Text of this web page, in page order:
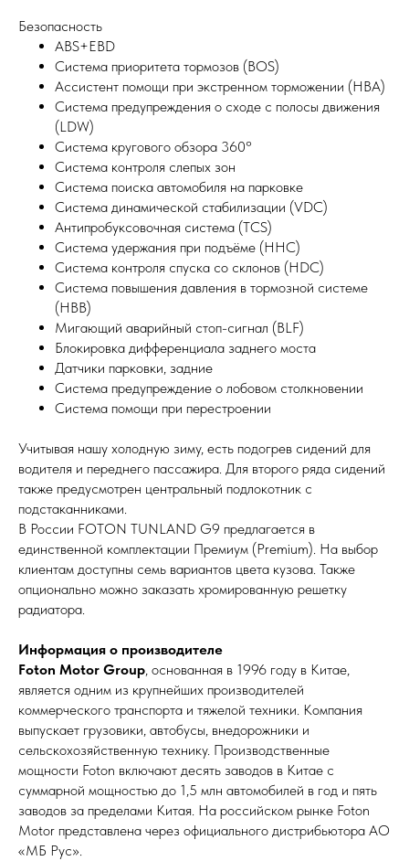
Безопасность
ABS+EBD
Система приоритета тормозов (BOS)
Ассистент помощи при экстренном торможении (HBA)
Система предупреждения о сходе с полосы движения
(LDW)
Система кругового обзора 360°
Система контроля слепых зон
Система поиска автомобиля на парковке
Система динамической стабилизации (VDC)
Антипробуксовочная система (TCS)
Система удержания при подъёме (HHC)
Система контроля спуска со склонов (HDC)
Система повышения давления в тормозной системе
(HBB)
Мигающий аварийный стоп-сигнал (BLF)
Блокировка дифференциала заднего моста
Датчики парковки, задние
Система предупреждение о лобовом столкновении
Система помощи при перестроении
Учитывая нашу холодную зиму, есть подогрев сидений для
водителя и переднего пассажира. Для второго ряда сидений
также предусмотрен центральный подлокотник с
подстаканниками.
В России FOTON TUNLAND G9 предлагается в
единственной комплектации Премиум (Premium). На выбор
клиентам доступны семь вариантов цвета кузова. Также
опционально можно заказать хромированную решетку
радиатора.
Информация о производителе
Foton Motor Group, основанная в 1996 году в Китае,
является одним из крупнейших производителей
коммерческого транспорта и тяжелой техники. Компания
выпускает грузовики, автобусы, внедорожники и
сельскохозяйственную технику. Производственные
мощности Foton включают десять заводов в Китае с
суммарной мощностью до 1,5 млн автомобилей в год и пять
заводов за пределами Китая. На российском рынке Foton
Motor представлена через официального дистрибьютора АО
«МБ Рус».